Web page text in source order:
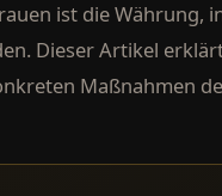
ist die Währung,
Dieser Artikel
Maßnahmen